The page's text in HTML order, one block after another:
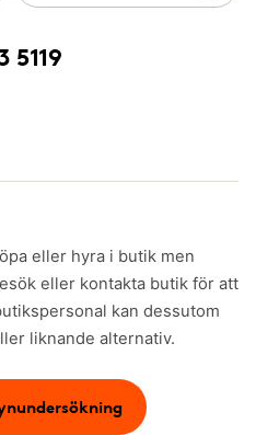
5119
eller hyra i butik men
eller kontakta butik för att
kan dessutom
liknande alternativ.